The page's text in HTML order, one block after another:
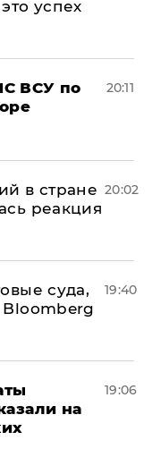
успех
ВСУ по
20:11
в стране
реакция
20:02
суда,
19:40
на
19:06